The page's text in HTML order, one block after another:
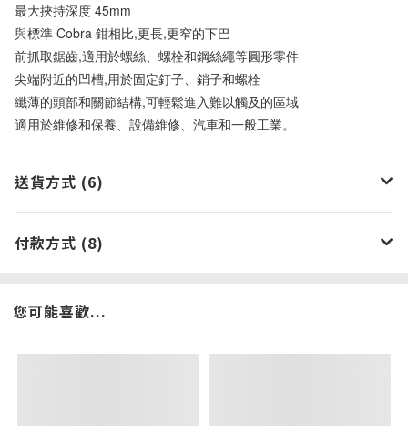
最大挾持深度 45mm
與標準 Cobra 鉗相比,更長,更窄的下巴
前抓取鋸齒,適用於螺絲、螺栓和鋼絲繩等圓形零件
尖端附近的凹槽,用於固定釘子、銷子和螺栓
纖薄的頭部和關節結構,可輕鬆進入難以觸及的區域
適用於維修和保養、設備維修、汽車和一般工業。
送貨方式 (6)
付款方式 (8)
您可能喜歡...